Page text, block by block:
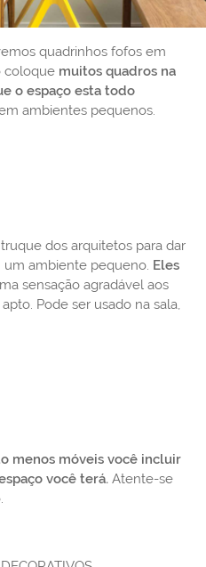
quadrinhos fofos em
coloque muitos quadros na
o espaço esta todo
ambientes pequenos.
dos arquitetos para dar
ambiente pequeno. Eles
sensação agradável aos
Pode ser usado na sala,
menos móveis você incluir
você terá. Atente-se